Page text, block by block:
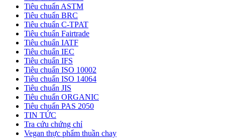
Tiêu chuẩn ASTM
Tiêu chuẩn BRC
Tiêu chuẩn C-TPAT
Tiêu chuẩn Fairtrade
Tiêu chuẩn IATF
Tiêu chuẩn IEC
Tiêu chuẩn IFS
Tiêu chuẩn ISO 10002
Tiêu chuẩn ISO 14064
Tiêu chuẩn JIS
Tiêu chuẩn ORGANIC
Tiêu chuẩn PAS 2050
TIN TỨC
Tra cứu chứng chỉ
Vegan thực phẩm thuần chay